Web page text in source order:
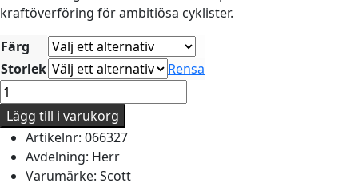
kraftöverföring för ambitiösa cyklister.
Färg
Storlek
Rensa
Scott
Road
Team
BOA®
Cykelskor
mängd
Lägg till i varukorg
Artikelnr: 066327
Avdelning: Herr
Varumärke: Scott